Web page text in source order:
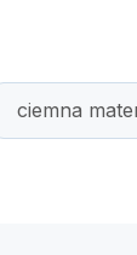
ciemna